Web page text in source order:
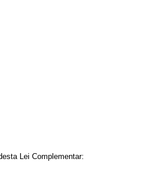
esta Lei Complementar: